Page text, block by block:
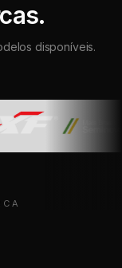
disponíveis.